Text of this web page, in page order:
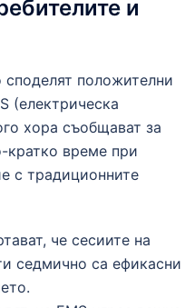
и
положителни
(електрическа
хора съобщават за
кратко време при
с традиционните
че сесиите на
седмично са ефикасни